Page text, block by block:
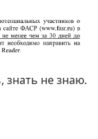
знать не знаю.